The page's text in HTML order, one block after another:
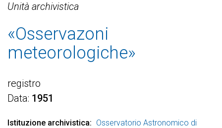
Unità archivistica
«Osservazoni
meteorologiche»
registro
Data 1951
Istituzione archivistica
Osservatorio Astronomico di